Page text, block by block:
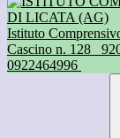
Istituto
Cascino n. 128
0922464996